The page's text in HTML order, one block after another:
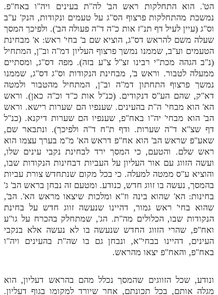
הט'. הוא התחלקות ראש הב' לה"ת בעינים ויה"ו באח"פ.
נמשכת מהתחלקות פרצוף הס"ג על טעמים ונקודות, הנק' ע"ב
וס"ג (עיין לעיל דף תנ"ז אות כ"ה ד"ה פעולה הב'). ולפיכך המסך
שעלה משם להראש דס"ג, הוציא שם ב' בחי' ראש: א' מבחינת
הטעמים וע"ב, שממנו נמשך פרצוף העליון דמ"ה וב"ן, המתחיל
(נ"ב הגהה מכת"י רבינו זצ"ל צ"ע בזה). מפה דס"ג, ומסתיים
ממעלה לטבור. וראש ב', מבחינת הנקודות וס"ג דס"ג, שממנו
נמשך פרצוף התחתון דמ"ה וב"ן, המתחיל מהטבור ולמטה
דא"ק, שהם הע"ס דנקודים. (כנ"ל אות כ"ד וכ"ה כאן). וראש
הא' הוא מבחי' ה"ת בהעינים. שענפיו הם שערות רישא. וראש
הב' הוא מבחי' יה"ו באח"פ, שענפיו הם שערות דיקנא. (כנ"ל
דף שצ"א ד"ה שערות. ודף ת"ח ד"ה ולפיכך). ונתבאר שם,
שאע"פ שראש הב' הוא אח"פ דראש הא' מ"מ בערך עצמו הוא
ראש שלם. והטעם, כי המסך ירד לבחינת נקבי עינים שלו,
ועשה הזווג עם אור העליון על העביות דבחינות הנקודות שבו,
והוציא ע"ס ממטה למעלה. כי בכל מקום שנתחדש צורת עביות
בהמסך, נעשה בו זווג חדש, כנודע. ומטעם זה נבחן בראש הב' ג'
בחינות: הא' שהוא בינה וז"א ומלכות שיצאו מראש הא'. הב',
שהוא בחי' ראש גמור, דהיינו שנעשה זווג חדש על בחינת
הנקודות שבו, הכלולים מה"ת. הג', שמתחלק בהכרח על גו"ע
ואח"פ, שהרי הזווג החדש שנעשה בו לא נעשה אלא בנקבי
העינים, דהיינו בבחי"א, ונבחן גם בו שה"ת בהעינים ויה"ו
באח"פ, והאח"פ יצאו מהראש.
ונודע, שכל הזווגים שהמסך נכלל מהם בהראש דעליון, הוא
מגלה אותם, בכל תכונתם, אחר שיורד למקומו בגוף דעליון.